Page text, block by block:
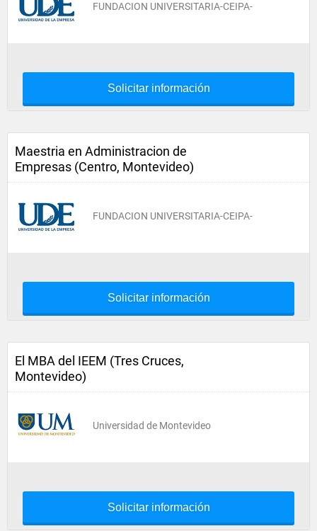
FUNDACION UNIVERSITARIA-CEIPA-
Solicitar información
Maestria en Administracion de
Empresas (Centro, Montevideo)
FUNDACION UNIVERSITARIA-CEIPA-
Solicitar información
El MBA del IEEM (Tres Cruces,
Montevideo)
Universidad de Montevideo
Solicitar información